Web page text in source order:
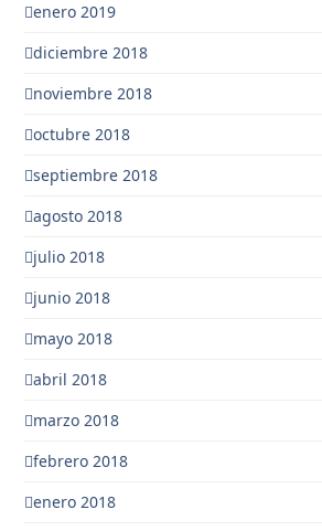
enero 2019
diciembre 2018
noviembre 2018
octubre 2018
septiembre 2018
agosto 2018
julio 2018
junio 2018
mayo 2018
abril 2018
marzo 2018
febrero 2018
enero 2018